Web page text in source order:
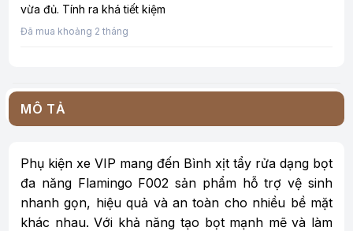
MÔ TẢ
Phụ kiện xe VIP mang đến Bình xịt tẩy rửa dạng bọt
đa năng Flamingo F002 sản phẩm hỗ trợ vệ sinh
nhanh gọn, hiệu quả và an toàn cho nhiều bề mặt
khác nhau. Với khả năng tạo bọt mạnh mẽ và làm
vừa đủ. Tính ra khá tiết kiệm
Đã mua khoảng 2 tháng